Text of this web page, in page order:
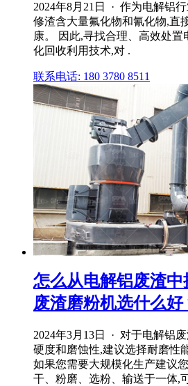
2024年8月21日 · 作为电解铝
修渣含大量氟化物和氰化物,直
康。 因此,寻找合理、高效处
化回收利用技术,对 .
联系电话: 180 3780 8511
怎么从电解铝废渣
废渣磨粉机选什么好
2024年3月13日 · 对于电解铝
硬度和磨蚀性,建议选择耐磨性
如果您需要大规模化生产建议
干、粉磨、选粉、输送于一体,